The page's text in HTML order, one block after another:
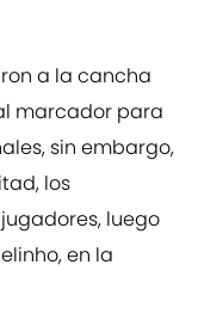
a la cancha
marcador para
sin embargo,
los
luego
en la